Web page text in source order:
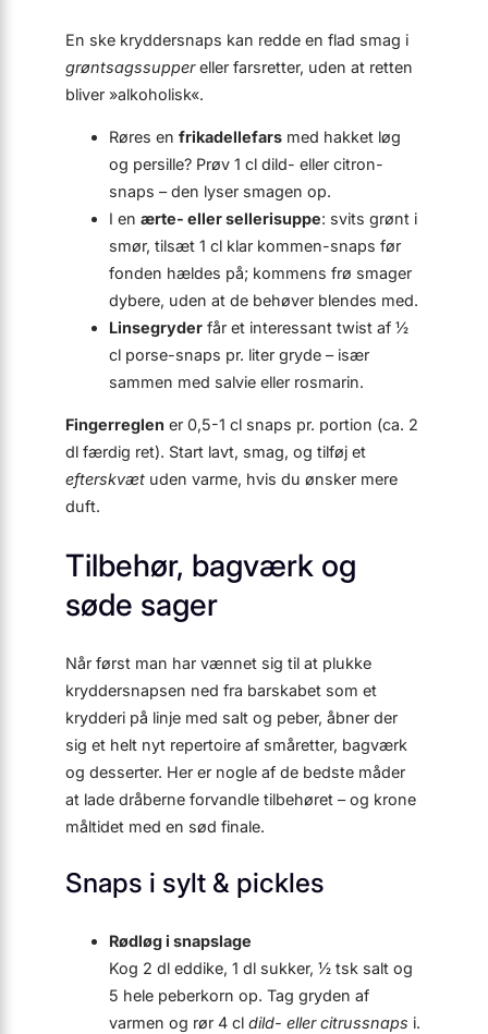
En ske kryddersnaps kan redde en flad smag i
grøntsagssuppereller farsretter, uden at retten
bliver »alkoholisk«.
Røres en frikadellefars med hakket løg
og persille? Prøv 1 cl dild- eller citron-
snaps – den lyser smagen op.
I en ærte- eller sellerisuppe: svits grønt i
smør, tilsæt 1 cl klar kommen-snaps før
fonden hældes på; kommens frø smager
dybere, uden at de behøver blendes med.
Linsegryder får et interessant twist af ½
cl porse-snaps pr. liter gryde – især
sammen med salvie eller rosmarin.
Fingerreglen er 0,5-1 cl snaps pr. portion (ca. 2
dl færdig ret). Start lavt, smag, og tilføj et
efterskvæt uden varme, hvis du ønsker mere
duft.
Tilbehør, bagværk og
søde sager
Når først man har vænnet sig til at plukke
kryddersnapsen ned fra barskabet som et
krydderi på linje med salt og peber, åbner der
sig et helt nyt repertoire af småretter, bagværk
og desserter. Her er nogle af de bedste måder
at lade dråberne forvandle tilbehøret – og krone
måltidet med en sød finale.
Snaps i sylt & pickles
Rødløg i snapslage
Kog 2 dl eddike, 1 dl sukker, ½ tsk salt og
5 hele peberkorn op. Tag gryden af
varmen og rør 4 cl dild- eller citrus­snaps i.